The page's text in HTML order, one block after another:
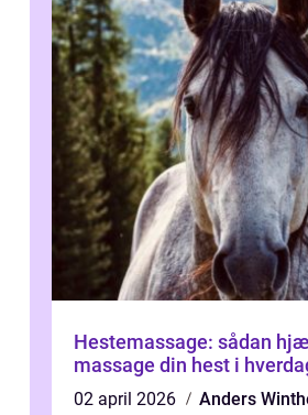
Hestemassage: sådan
massage din hest i
02 april 2026
Anders